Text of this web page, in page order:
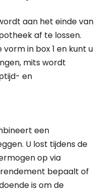
aan het einde van
af te lossen.
in box 1 en kunt u
mits wordt
en
een
U lost tijdens de
op via
bepaalt of
is om de